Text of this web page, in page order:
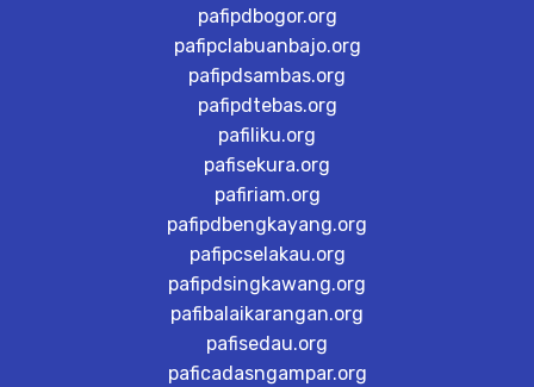
pafipdbogor.org
pafipclabuanbajo.org
pafipdsambas.org
pafipdtebas.org
pafiliku.org
pafisekura.org
pafiriam.org
pafipdbengkayang.org
pafipcselakau.org
pafipdsingkawang.org
pafibalaikarangan.org
pafisedau.org
paficadasngampar.org